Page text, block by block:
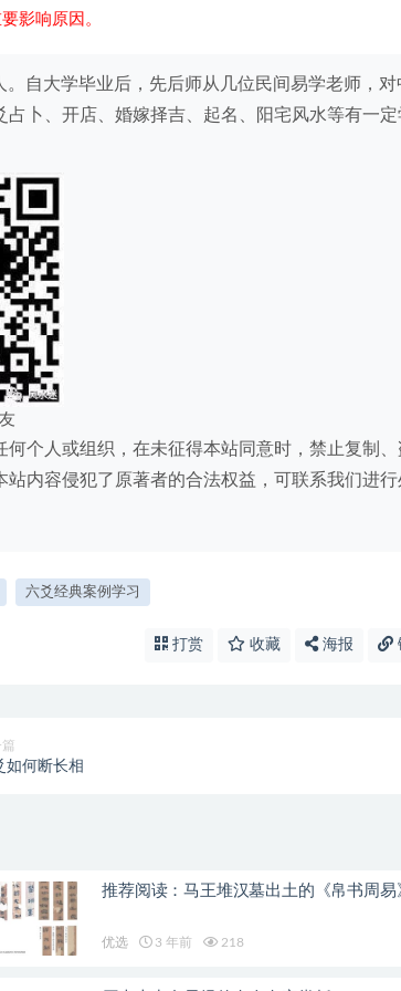
影响原因。
自大学毕业后，先后师从几位民间易学老师，对
卜、开店、婚嫁择吉、起名、阳宅风水等有一定
个人或组织，在未征得本站同意时，禁止复制、
内容侵犯了原著者的合法权益，可联系我们进行
六爻经典案例学习
打赏 收藏 海报
如何断长相
推荐阅读：马王堆汉墓出土的《帛书周易
优选 3 年前 218